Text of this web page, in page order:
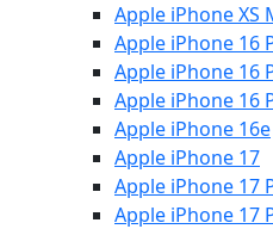
Apple iPhone XS
Apple iPhone 16
Apple iPhone 16
Apple iPhone 16
Apple iPhone 16e
Apple iPhone 17
Apple iPhone 17
Apple iPhone 17